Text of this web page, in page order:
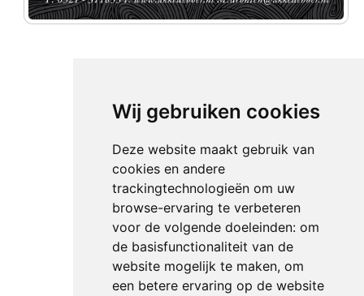
Wij gebruiken cookies
Deze website maakt gebruik van
cookies en andere
trackingtechnologieën om uw
browse-ervaring te verbeteren
voor de volgende doeleinden: om
de basisfunctionaliteit van de
website mogelijk te maken, om
een betere ervaring op de website